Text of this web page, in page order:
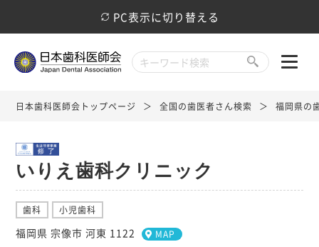
PC表示に切り替える
日本歯科医師会トップページ 全国の歯医者さん検索 福岡県の
いりえ歯科クリニック
歯科 小児歯科
福岡県 宗像市 河東 1122
MAP